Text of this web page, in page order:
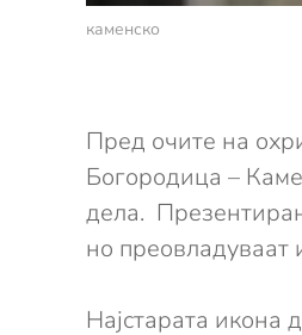
каменско
Пред очите на
Богородица –
дела.
но преовладуваат
Најстарата икона